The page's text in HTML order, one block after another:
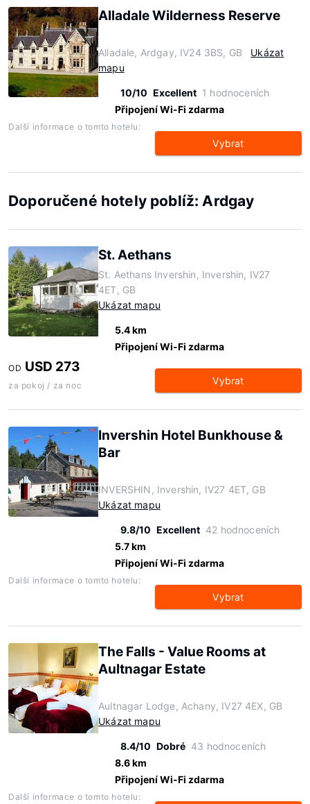
Alladale Wilderness Reserve
Alladale, Ardgay, IV24 3BS, GB
Ukázat
mapu
10/10 Excellent 1 hodnoceních
Připojení Wi-Fi zdarma
Další informace o tomto hotelu:
Vybrat
Doporučené hotely poblíž: Ardgay
St. Aethans
St. Aethans Invershin, Invershin, IV27
4ET, GB
Ukázat mapu
5.4 km
Připojení Wi-Fi zdarma
OD USD 273
za pokoj / za noc Vybrat
Invershin Hotel Bunkhouse &
Bar
INVERSHIN, Invershin, IV27 4ET, GB
Ukázat mapu
9.8/10 Excellent 42 hodnoceních
5.7 km
Připojení Wi-Fi zdarma
Další informace o tomto hotelu:
Vybrat
The Falls - Value Rooms at
Aultnagar Estate
Aultnagar Lodge, Achany, IV27 4EX, GB
Ukázat mapu
8.4/10 Dobré 43 hodnoceních
8.6 km
Připojení Wi-Fi zdarma
Další informace o tomto hotelu: